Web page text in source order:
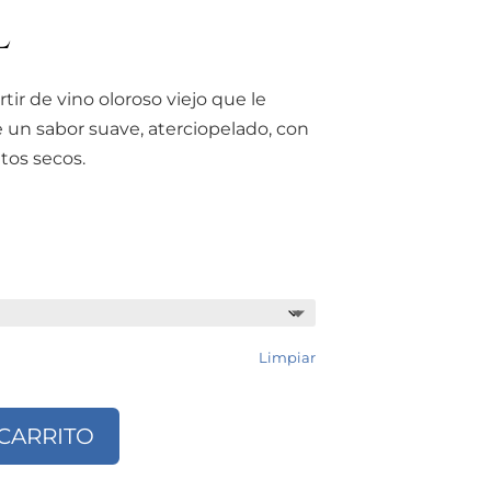
de vino oloroso viejo que le
sabor suave, aterciopelado, con
secos.
Limpiar